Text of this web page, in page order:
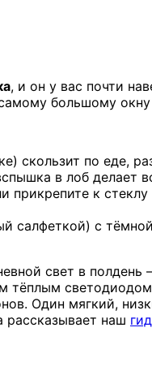
, и он у вас почти
большому окну
скользит по еде,
в лоб делает
к
салфеткой) с
свет в
тёплым
Один мягкий,
рассказывает наш